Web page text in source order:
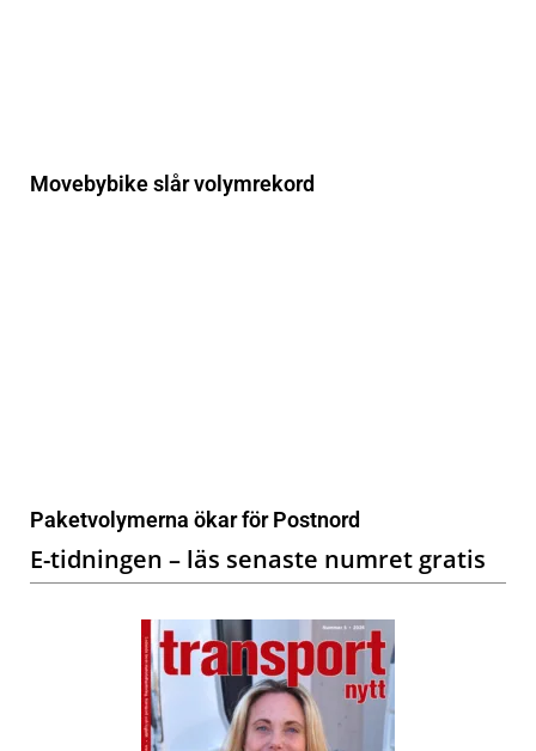
Movebybike slår volymrekord
Paketvolymerna ökar för Postnord
E-tidningen – läs senaste numret gratis